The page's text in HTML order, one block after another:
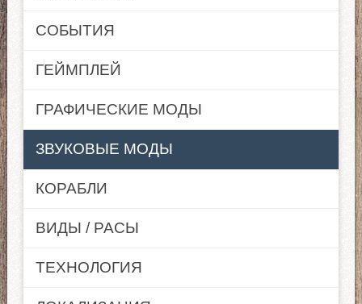
СОБЫТИЯ
ГЕЙМПЛЕЙ
ГРАФИЧЕСКИЕ МОДЫ
ЗВУКОВЫЕ МОДЫ
КОРАБЛИ
ВИДЫ / РАСЫ
ТЕХНОЛОГИЯ